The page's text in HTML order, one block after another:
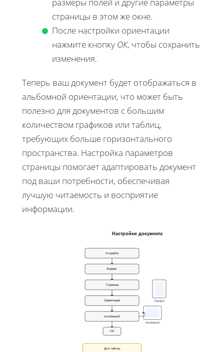
страницы в этом же окне.
После настройки ориентации
нажмите кнопку ОК, чтобы сохранить
изменения.
Теперь ваш документ будет отображаться в
альбомной ориентации, что может быть
полезно для документов с большим
количеством графиков или таблиц,
требующих больше горизонтального
пространства. Настройка параметров
страницы помогает адаптировать документ
под ваши потребности, обеспечивая
лучшую читаемость и восприятие
информации.
Настройки документа
Откройте
Формат
Страница
Ориентация
Альбомный
ОК
Портрет
Альбомный
Для таблиц